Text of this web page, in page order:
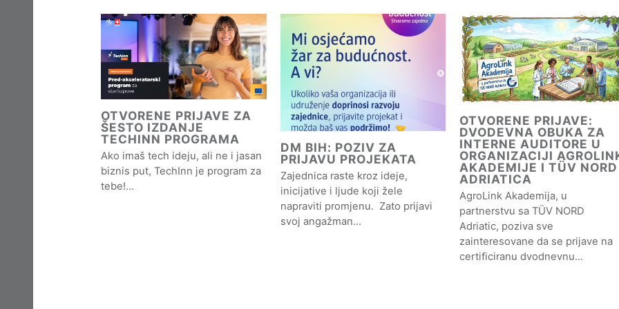
OTVORENE PRIJAVE ZA
ŠESTO IZDANJE
TECHINN PROGRAMA
Ako imaš tech ideju, ali ne i jasan
biznis put, TechInn je program za
tebe!…
DM BIH: POZIV ZA
PRIJAVU PROJEKATA
Zajednica raste kroz ideje,
inicijative i ljude koji žele
napraviti promjenu. Zato prijavi
svoj angažman…
OTVORENE PRIJAVE:
DVODEVNA OBUKA ZA
INTERNE AUDITORE U
ORGANIZACIJI
AKADEMIJE I TÜV NORD
ADRIATICA
AgroLink Akademija, u
partnerstvu sa TÜV NORD
Adriatic, poziva sve
zainteresovane da se prijave na
certificiranu dvodnevnu…